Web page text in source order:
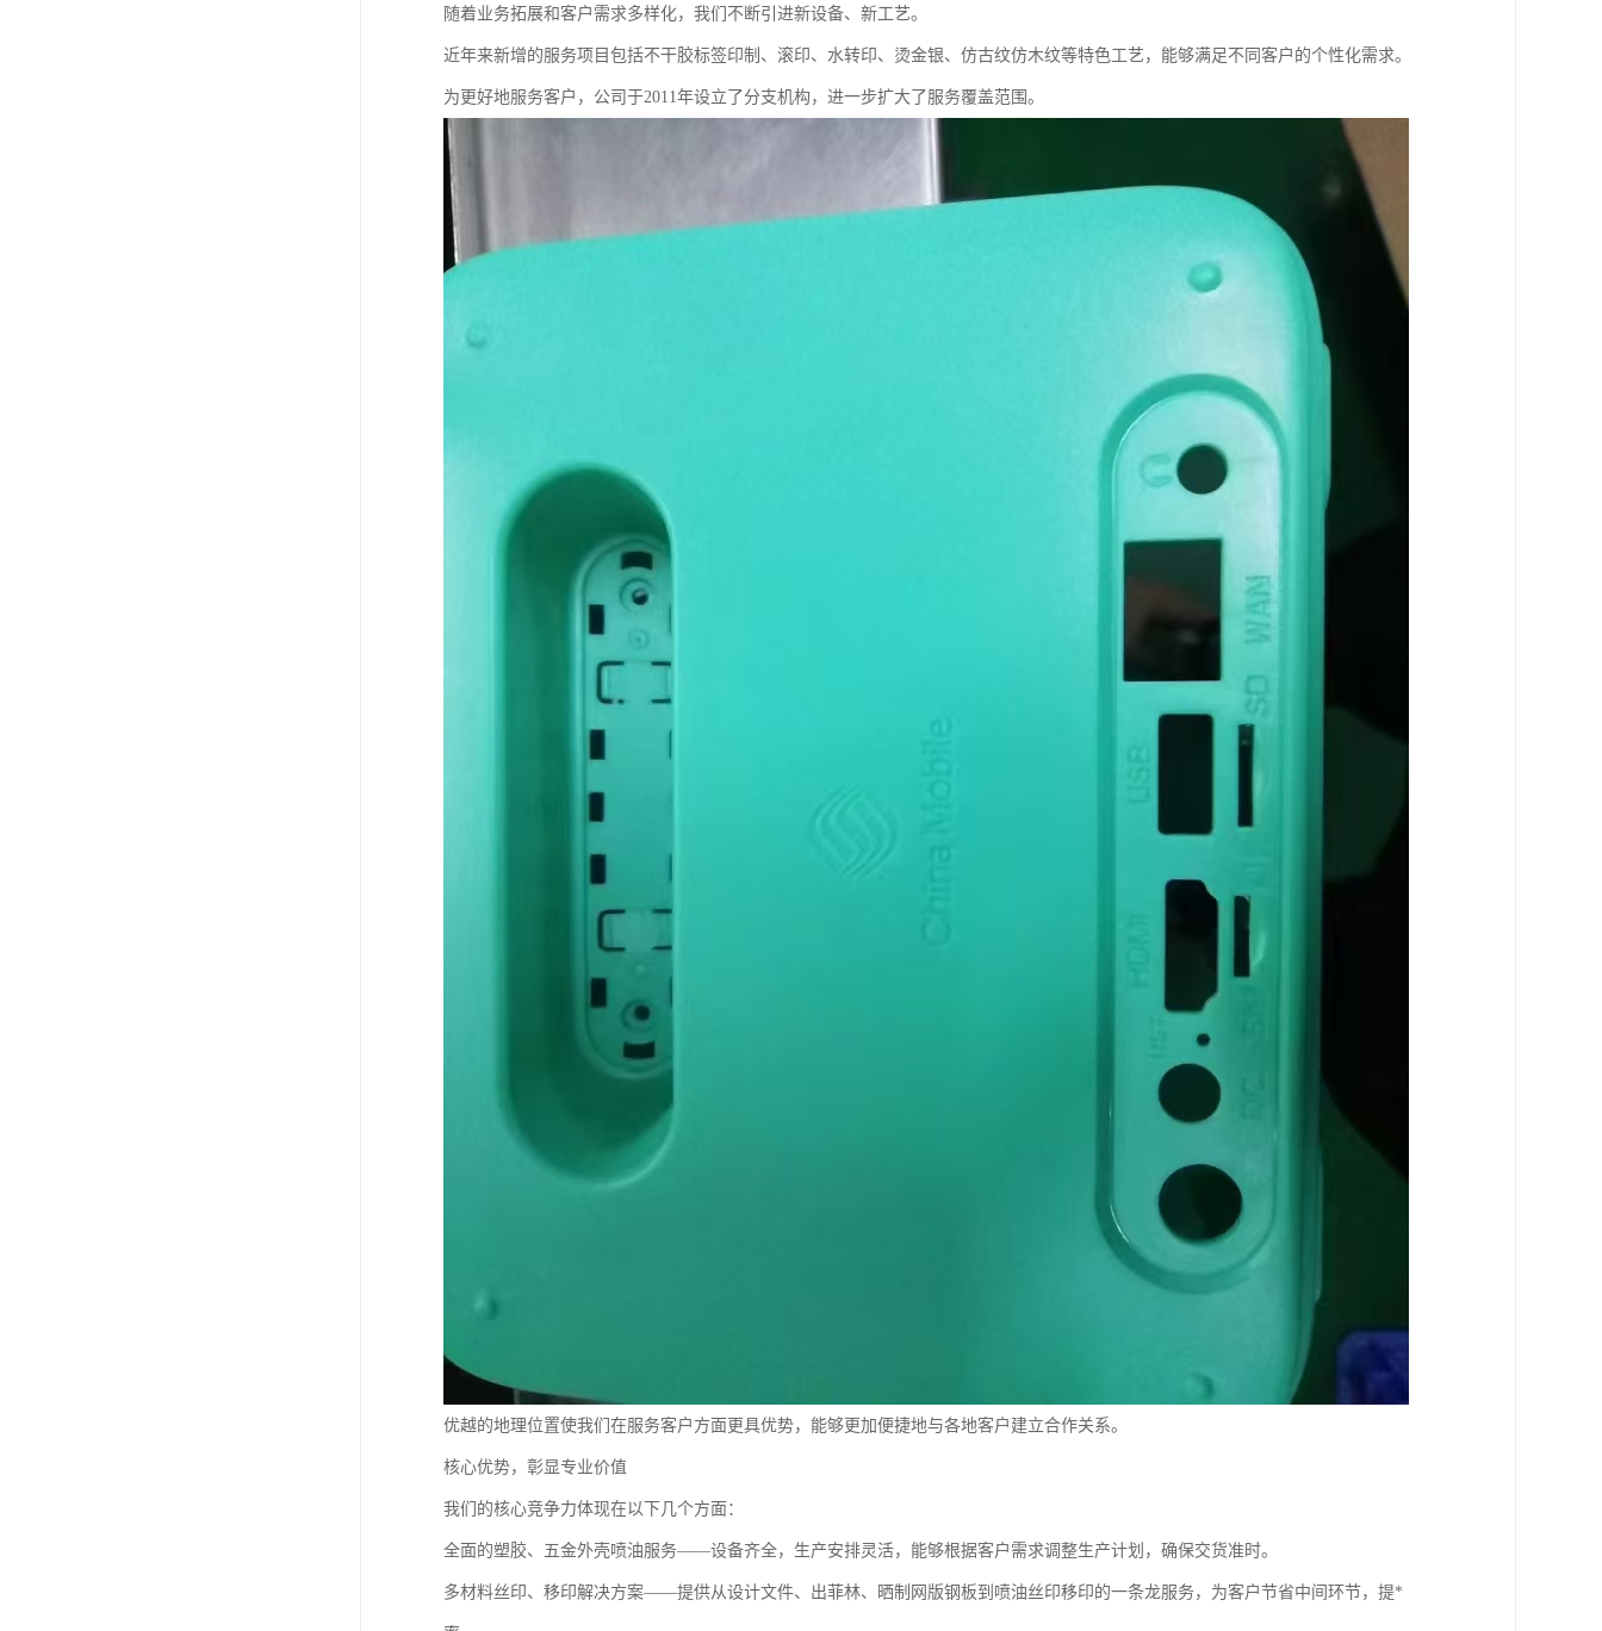
随着业务拓展和客户需求多样化，我们不断引进新设备、新工艺。
近年来新增的服务项目包括不干胶标签印制、滚印、水转印、烫金银、仿古纹仿木纹等特色工艺，能够满足不同客户的个性化需求。
为更好地服务客户，公司于2011年设立了分支机构，进一步扩大了服务覆盖范围。
优越的地理位置使我们在服务客户方面更具优势，能够更加便捷地与各地客户建立合作关系。
核心优势，彰显专业价值
我们的核心竞争力体现在以下几个方面：
全面的塑胶、五金外壳喷油服务——设备齐全，生产安排灵活，能够根据客户需求调整生产计划，确保交货准时。
多材料丝印、移印解决方案——提供从设计文件、出菲林、晒制网版钢板到喷油丝印移印的一条龙服务，为客户节省中间环节，提*